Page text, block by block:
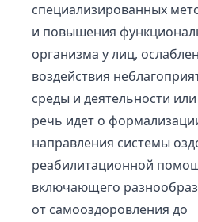
специализированных
и повышения
организма у лиц,
воздействия
среды и деятельности
речь идет о
направления системы
реабилитационной
включающего
от самооздоровления до